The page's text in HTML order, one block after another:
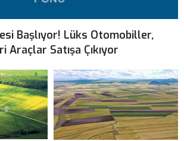
Başlıyor! Lüks Otomobiller,
Araçlar Satışa Çıkıyor